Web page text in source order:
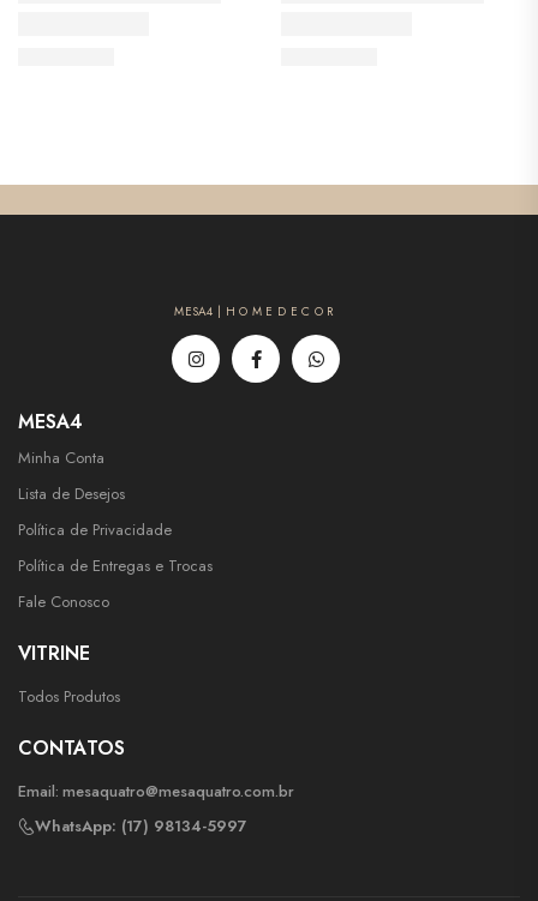
MESA4 | H O M E D E C O R
MESA4
Minha Conta
Lista de Desejos
Política de Privacidade
Política de Entregas e Trocas
Fale Conosco
VITRINE
Todos Produtos
CONTATOS
Email: mesaquatro@mesaquatro.com.br
WhatsApp: (17) 98134-5997